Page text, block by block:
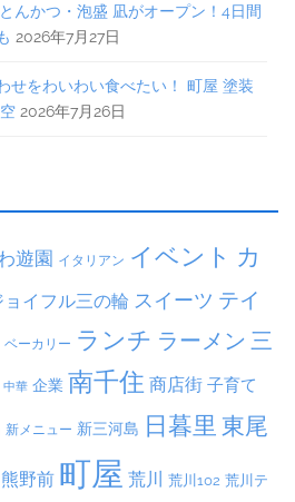
んかつ・泡盛 凪がオープン！4日間
2026年7月27日
せをわいわい食べたい！ 町屋 塗装
2026年7月26日
遊園 イタリアン イベント カ
ョイフル三の輪 スイーツ テイ
ベーカリー ランチ ラーメン 三
中華 企業 南千住 商店街 子育て
新メニュー 新三河島 日暮里 東尾
熊野前 町屋 荒川 荒川102 荒川テ